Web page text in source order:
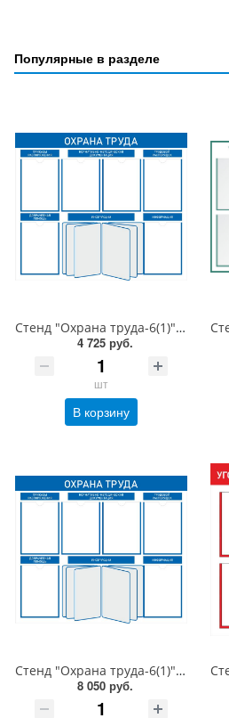
Популярные в разделе
Стенд "Охрана труда-6(1)", 1000х850 мм, пластик 3 мм, карманы, демосистема
4 725 руб.
шт
В корзину
Стенд "Охрана труда-6(1)", 1000х850 мм, пластик 3 мм, карманы, демосистема, алюминиевый профиль, серебро
8 050 руб.